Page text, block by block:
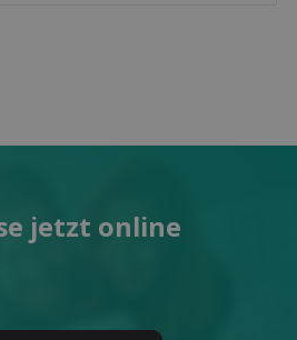
jetzt online